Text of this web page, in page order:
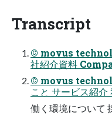
Transcript
© movus
社紹介資料
© movus
こと サービス紹
働く環境について